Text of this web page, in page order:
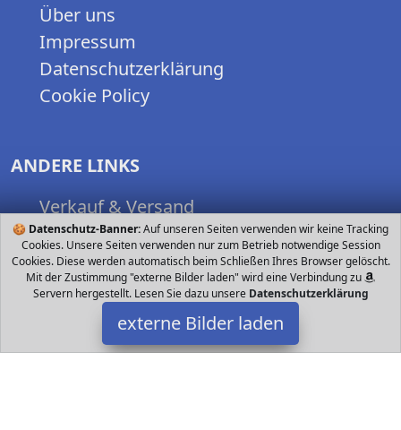
🍪 Datenschutz-Banner:Auf unseren Seiten verwenden wir keine Tracking
Cookies. Unsere Seiten verwenden nur zum Betrieb notwendige Session
Cookies. Diese werden automatisch beim Schließen Ihres Browser gelöscht.
Mit der Zustimmung "externe Bilder laden" wird eine Verbindung zu
Servern hergestellt. Lesen Sie dazu unsere Datenschutzerklärung
externe Bilder laden
Über uns
Impressum
Datenschutzerklärung
Cookie Policy
ANDERE LINKS
Verkauf & Versand
Nutzungsbedingungen
Spielsachen finden